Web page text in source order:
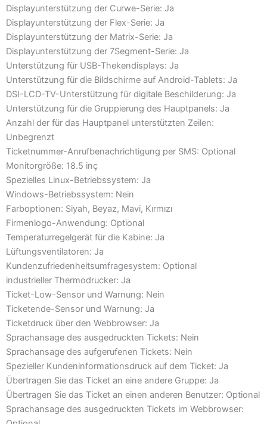
Displayunterstützung der Curwe-Serie: Ja
Displayunterstützung der Flex-Serie: Ja
Displayunterstützung der Matrix-Serie: Ja
Displayunterstützung der 7Segment-Serie: Ja
Unterstützung für USB-Thekendisplays: Ja
Unterstützung für die Bildschirme auf Android-Tablets: Ja
DSI-LCD-TV-Unterstützung für digitale Beschilderung: Ja
Unterstützung für die Gruppierung des Hauptpanels: Ja
Anzahl der für das Hauptpanel unterstützten Zeilen:
Unbegrenzt
Ticketnummer-Anrufbenachrichtigung per SMS: Optional
Monitorgröße: 18.5 inç
Spezielles Linux-Betriebssystem: Ja
Windows-Betriebssystem: Nein
Farboptionen: Siyah, Beyaz, Mavi, Kırmızı
Firmenlogo-Anwendung: Optional
Temperaturregelgerät für die Kabine: Ja
Lüftungsventilatoren: Ja
Kundenzufriedenheitsumfragesystem: Optional
industrieller Thermodrucker: Ja
Ticket-Low-Sensor und Warnung: Nein
Ticketende-Sensor und Warnung: Ja
Ticketdruck über den Webbrowser: Ja
Sprachansage des ausgedruckten Tickets: Nein
Sprachansage des aufgerufenen Tickets: Nein
Spezieller Kundeninformationsdruck auf dem Ticket: Ja
Übertragen Sie das Ticket an eine andere Gruppe: Ja
Übertragen Sie das Ticket an einen anderen Benutzer: Optional
Sprachansage des ausgedruckten Tickets im Webbrowser: